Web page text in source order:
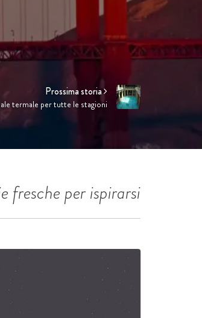
Prossima storia
10 motivi per visitare Lisbona
fresche per ispirarsi